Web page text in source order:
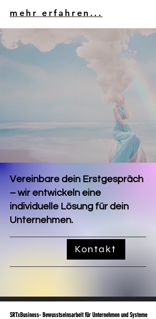
mehr erfahren...
Vereinbare dein Erstgespräch
– wir entwickeln eine
individuelle Lösung für dein
Unternehmen.
Kontakt
SRTxBusiness- Bewusstseinsarbeit für Unternehmen und Systeme
SRTxBusiness- Bewusstseinsarbeit für Unternehmen und Systeme